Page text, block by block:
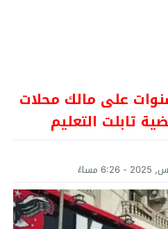
بالسجن 10 سنوات على مالك محلات
تابلت التعليم